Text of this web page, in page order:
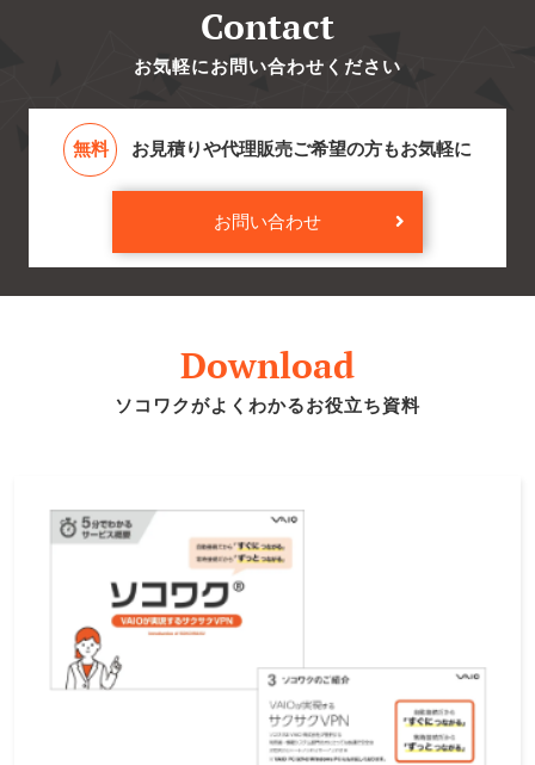
Contact
お気軽にお問い合わせください
無料 お見積りや代理販売ご希望の方もお気軽に
お問い合わせ
Download
ソコワクがよくわかるお役立ち資料